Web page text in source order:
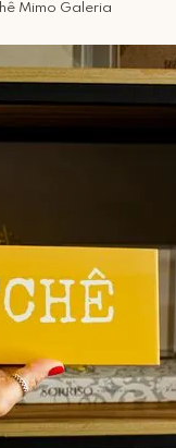
Mimo Galeria